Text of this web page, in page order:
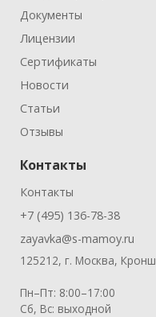
Документы
Лицензии
Сертификаты
Новости
Статьи
Отзывы
Контакты
Контакты
+7 (495) 136-78-38
zayavka@s-mamoy.ru
125212, г. Москва,
Пн–Пт: 8:00–17:00
Сб, Вс: выходной